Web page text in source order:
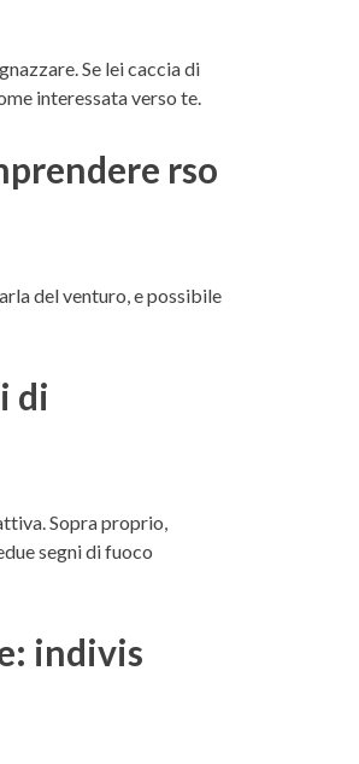
Se lei caccia di
interessata verso te.
rso
del venturo, e possibile
di
Sopra proprio,
segni di fuoco
indivis